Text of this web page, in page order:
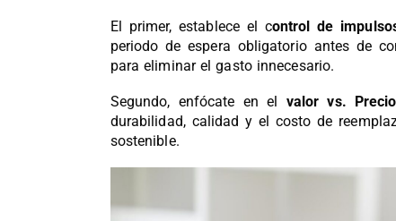
El primer, establece el control de
periodo de espera obligatorio antes de
para eliminar el gasto innecesario.
Segundo, enfócate en el valor vs.
durabilidad, calidad y el costo de
sostenible.